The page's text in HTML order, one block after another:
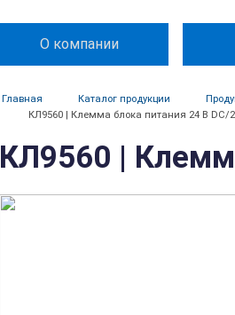
О компании
Главная Каталог продукции
КЛ9560 | Клемма блока питания 24 В DC/
КЛ9560 |